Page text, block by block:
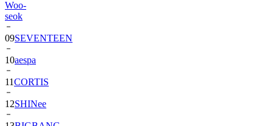
09SEVENTEEN
10aespa
11CORTIS
12SHINee
13BIGBANG